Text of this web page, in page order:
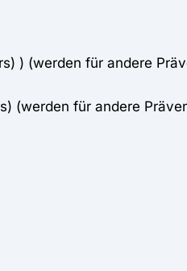
) (werden für andere
(werden für andere